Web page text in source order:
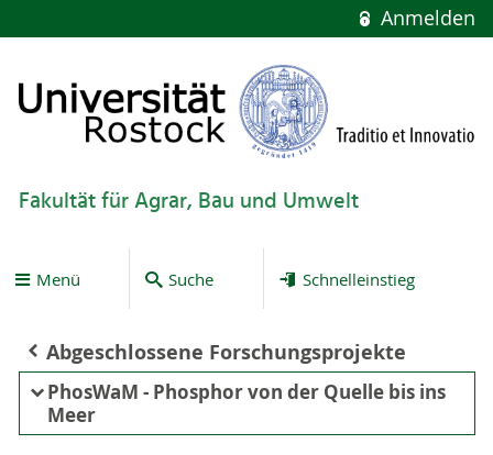
Anmelden
Fakultät für Agrar, Bau und Umwelt
Menü Suche Schnelleinstieg
Abgeschlossene Forschungsprojekte
PhosWaM - Phosphor von der Quelle bis ins
Meer